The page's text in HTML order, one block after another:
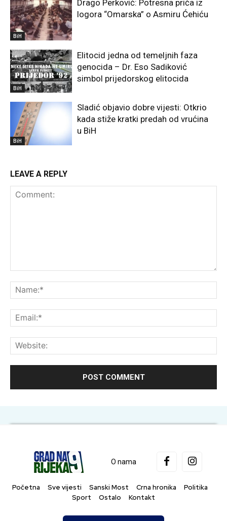
BiH
Drago Perković: Potresna priča iz
logora “Omarska” o Asmiru Ćehiću
BiH
Elitocid jedna od temeljnih faza
genocida – Dr. Eso Sadiković
simbol prijedorskog elitocida
BiH
Sladić objavio dobre vijesti: Otkrio
kada stiže kratki predah od vrućina
u BiH
LEAVE A REPLY
O nama
Početna Sve vijesti Sanski Most Crna hronika
Politika
Sport
Ostalo Kontakt